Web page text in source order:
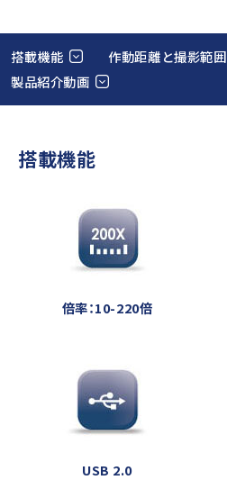
搭載機能 作動距離と撮影範囲
製品紹介動画
搭載機能
倍率：10-220倍
USB 2.0